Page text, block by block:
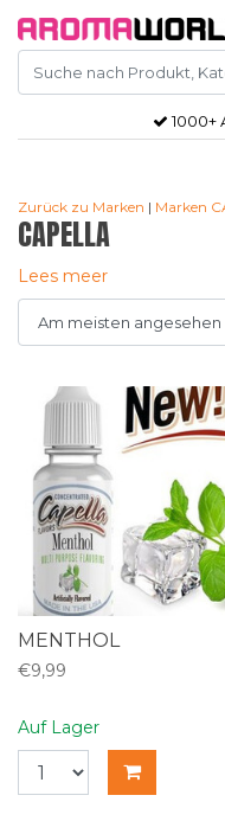
Gratis
Zurück zu Marken | Marken
CAPELLA
Lees meer
MENTHOL
€9,99
Auf Lager